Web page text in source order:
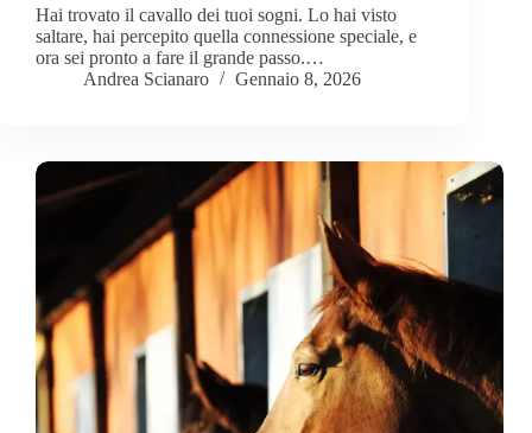
Hai trovato il cavallo dei tuoi sogni. Lo hai visto
saltare, hai percepito quella connessione speciale, e
ora sei pronto a fare il grande passo.…
Andrea Scianaro
Gennaio 8, 2026